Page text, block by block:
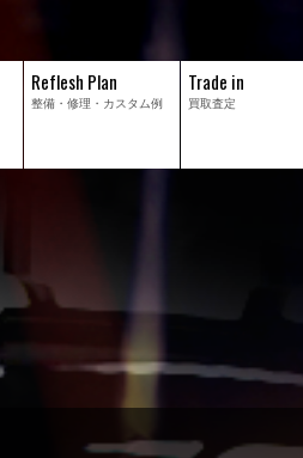
Reflesh Plan
整備・修理・ カスタム例
Trade in
買取査定